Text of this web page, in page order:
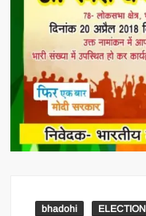
bhadohi ELECTION